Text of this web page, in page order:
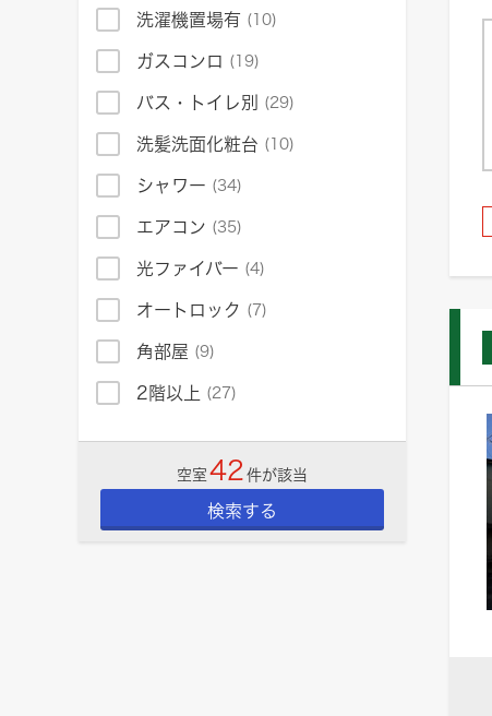
洗濯機置場有 (10)
ガスコンロ (19)
バス・トイレ別 (29)
洗髪洗面化粧台 (10)
シャワー (34)
エアコン (35)
光ファイバー (4)
オートロック (7)
角部屋 (9)
2階以上 (27)
空室 42 件が該当
検索する